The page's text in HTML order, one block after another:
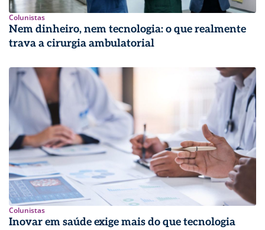
Colunistas
Nem dinheiro, nem tecnologia: o que realmente
trava a cirurgia ambulatorial
Colunistas
Inovar em saúde exige mais do que tecnologia